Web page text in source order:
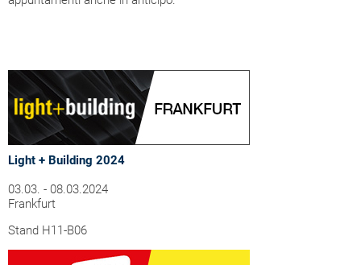
Light + Building 2024
03.03. - 08.03.2024
Frankfurt
Stand H11-B06